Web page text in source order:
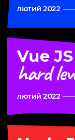
лютий 2022
Vue JS
hard
лютий 2022